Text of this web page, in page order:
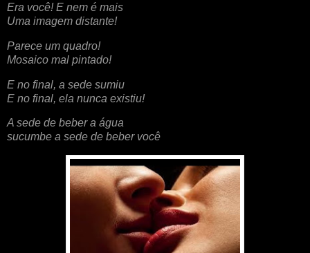
Era você! E nem é mais
Uma imagem distante!
Parece um quadro!
Mosaico mal pintado!
E no final, a sede sumiu
E no final, ela nunca existiu!
A sede de beber a água
sucumbe a sede de beber você